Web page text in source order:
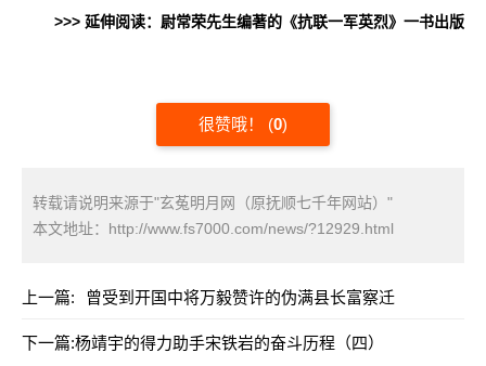
>>> 延伸阅读：尉常荣先生编著的《抗联一军英烈》一书出版
很赞哦！ (0)
转载请说明来源于"玄菟明月网（原抚顺七千年网站）"
本文地址： http://www.fs7000.com/news/?12929.html
上一篇: 曾受到开国中将万毅赞许的伪满县长富察迁
下一篇:杨靖宇的得力助手宋铁岩的奋斗历程（四）